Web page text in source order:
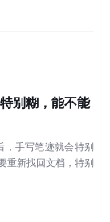
别糊，能不能
，手写笔迹就会特别
重新找回文档，特别